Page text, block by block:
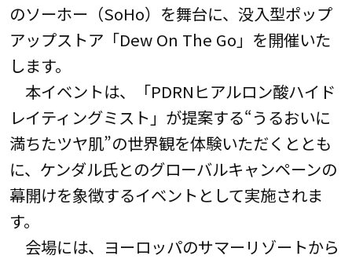
のソーホー（SoHo）を舞台に、没入型ポップ
アップストア「Dew On The Go」を開催いた
します。
本イベントは、「PDRNヒアルロン酸ハイド
レイティングミスト」が提案する“うるおいに
満ちたツヤ肌”の世界観を体験いただくととも
に、ケンダル氏とのグローバルキャンペーンの
幕開けを象徴するイベントとして実施されま
す。
会場には、ヨーロッパのサマーリゾートから